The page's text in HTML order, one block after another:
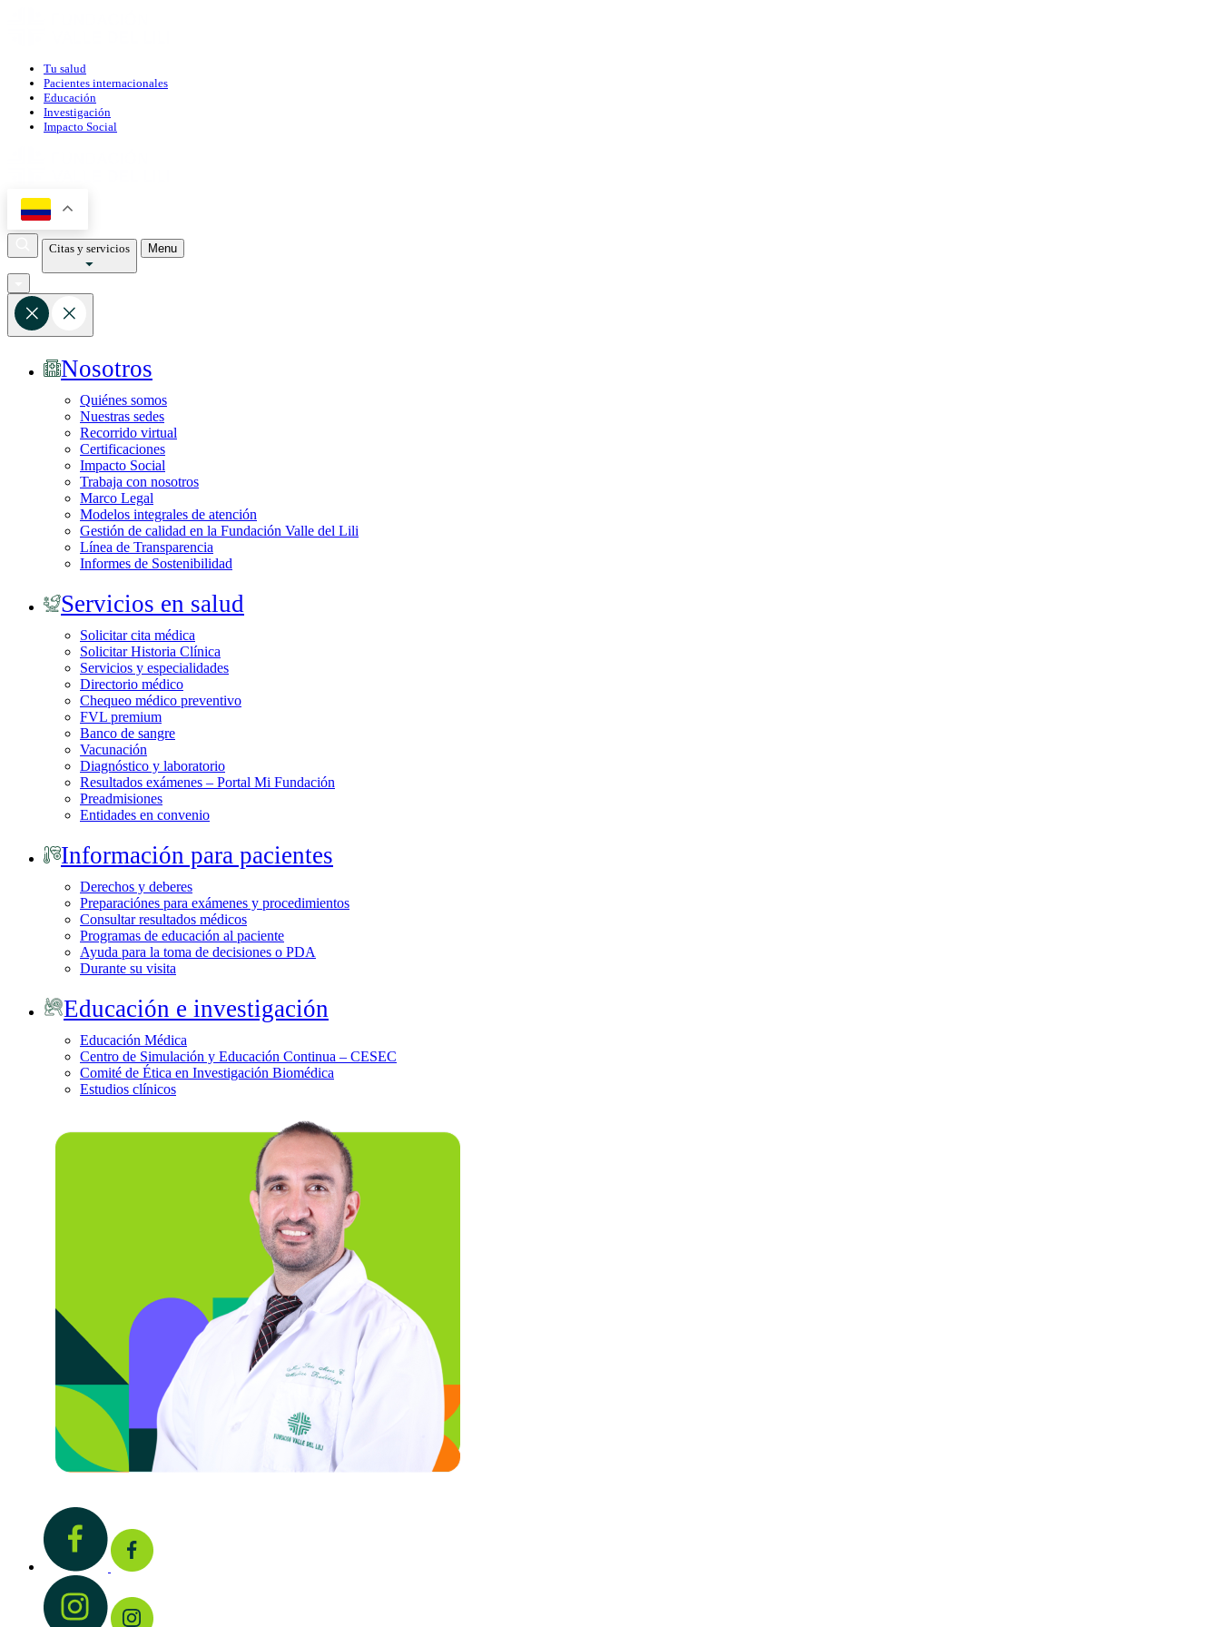
Tu salud
Pacientes internacionales
Educación
Investigación
Impacto Social
Citas y servicios Menu
Nosotros
Quiénes somos
Nuestras sedes
Recorrido virtual
Certificaciones
Impacto Social
Trabaja con nosotros
Marco Legal
Modelos integrales de atención
Gestión de calidad en la Fundación Valle del Lili
Línea de Transparencia
Informes de Sostenibilidad
Servicios en salud
Solicitar cita médica
Solicitar Historia Clínica
Servicios y especialidades
Directorio médico
Chequeo médico preventivo
FVL premium
Banco de sangre
Vacunación
Diagnóstico y laboratorio
Resultados exámenes – Portal Mi Fundación
Preadmisiones
Entidades en convenio
Información para pacientes
Derechos y deberes
Preparaciónes para exámenes y procedimientos
Consultar resultados médicos
Programas de educación al paciente
Ayuda para la toma de decisiones o PDA
Durante su visita
Educación e investigación
Educación Médica
Centro de Simulación y Educación Continua – CESEC
Comité de Ética en Investigación Biomédica
Estudios clínicos